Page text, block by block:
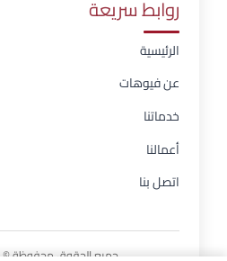
روابط سريعة
الرئيسية
عن فيوهات
خدماتنا
أعمالنا
اتصل بنا
جميع الحقوق محفوظة © 2025